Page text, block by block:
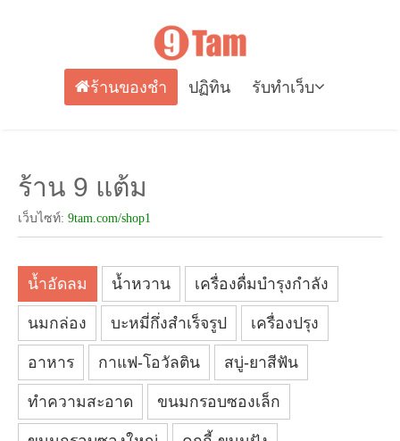
ร้านของชำ ปฏิทิน รับทำเว็บ
ร้าน 9 แต้ม
เว็บไซท์: 9tam.com/shop1
น้ำอัดลม น้ำหวาน เครื่องดื่มบำรุงกำลัง
นมกล่อง บะหมี่กึ่งสำเร็จรูป เครื่องปรุง
อาหาร กาแฟ-โอวัลติน สบู่-ยาสีฟัน
ทำความสะอาด ขนมกรอบซองเล็ก